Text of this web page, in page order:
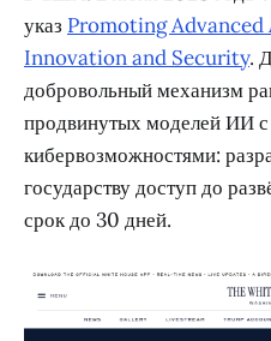
указ Promoting
Innovation and Security.
добровольный механизм
продвинутых моделей ИИ
кибервозможностями:
государству доступ до
срок до 30 дней.